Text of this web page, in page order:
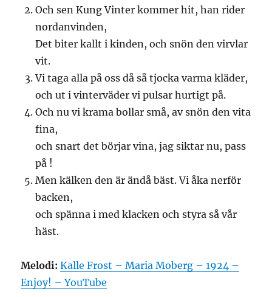
Och sen Kung Vinter kommer hit, han rider
nordanvinden,
Det biter kallt i kinden, och snön den virvlar
vit.
Vi taga alla på oss då så tjocka varma kläder,
och ut i vinterväder vi pulsar hurtigt på.
Och nu vi krama bollar små, av snön den vita
fina,
och snart det börjar vina, jag siktar nu, pass
på !
Men kälken den är ändå bäst. Vi åka nerför
backen,
och spänna i med klacken och styra så vår
häst.
Melodi: Kalle Frost – Maria Moberg – 1924 –
Enjoy! – YouTube